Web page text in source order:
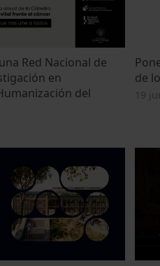
Red Nacional de
en
del
de
19